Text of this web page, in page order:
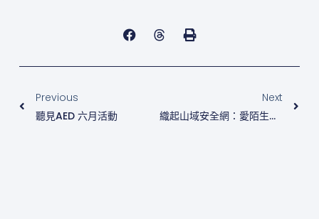
Previous
聽見AED 六月活動
Next
織起山域安全網：愛陌生攜手馬布谷戶外裝備